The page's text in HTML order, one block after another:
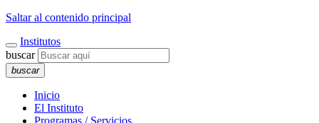
Saltar al contenido principal
Institutos
buscar
buscar
Inicio
El Instituto
Programas / Servicios